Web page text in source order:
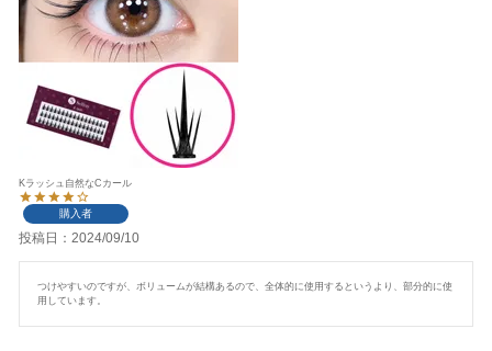
Kラッシュ自然なCカール
購入者
投稿日 2024/09/10
つけやすいのですが、ボリュームが結構あるので、全体的に使用するというより、部分的に使
用しています。